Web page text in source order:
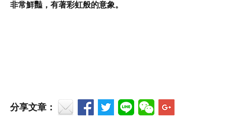
非常鮮豔，有著彩虹般的意象。
分享文章：